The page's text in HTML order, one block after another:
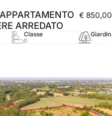
ARREDATO
€ 850,00
Classe
D -